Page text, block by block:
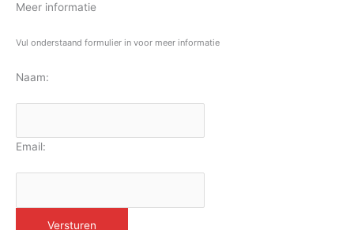
Meer informatie
Vul onderstaand formulier in voor meer informatie
Naam:
Email: